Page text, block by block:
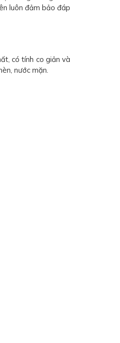
luôn đảm bảo đáp
có tính co giản và
nước mặn.